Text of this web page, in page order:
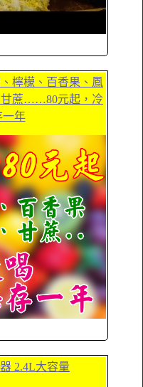
檸檬、百香果、鳳
甘蔗……80元起，冷
一年
2.4L大容量